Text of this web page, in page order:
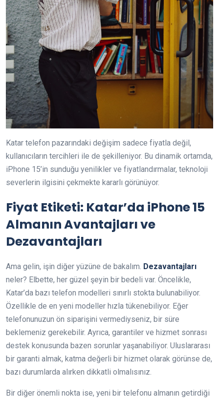
Katar telefon pazarındaki değişim sadece fiyatla değil,
kullanıcıların tercihleri ile de şekilleniyor. Bu dinamik ortamda,
iPhone 15’in sunduğu yenilikler ve fiyatlandırmalar, teknoloji
severlerin ilgisini çekmekte kararlı görünüyor.
Fiyat Etiketi: Katar’da iPhone 15
Almanın Avantajları ve
Dezavantajları
Ama gelin, işin diğer yüzüne de bakalım. Dezavantajları
neler? Elbette, her güzel şeyin bir bedeli var. Öncelikle,
Katar’da bazı telefon modelleri sınırlı stokta bulunabiliyor.
Özellikle de en yeni modeller hızla tükenebiliyor. Eğer
telefonunuzun ön siparişini vermediyseniz, bir süre
beklemeniz gerekebilir. Ayrıca, garantiler ve hizmet sonrası
destek konusunda bazen sorunlar yaşanabiliyor. Uluslararası
bir garanti almak, katma değerli bir hizmet olarak görünse de,
bazı durumlarda alırken dikkatli olmalısınız.
Bir diğer önemli nokta ise, yeni bir telefonu almanın getirdiği